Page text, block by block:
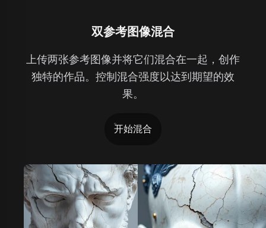
双参考图像混合
上传两张参考图像并将它们混合在一起，创作
独特的作品。控制混合强度以达到期望的效
果。
开始混合